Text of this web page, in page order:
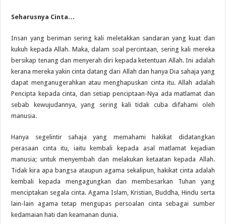
Seharusnya Cinta…
Insan yang beriman sering kali meletakkan sandaran yang kuat dan
kukuh kepada Allah. Maka, dalam soal percintaan, sering kali mereka
bersikap tenang dan menyerah diri kepada ketentuan Allah. Ini adalah
kerana mereka yakin cinta datang dari Allah dan hanya Dia sahaja yang
dapat menganugerahkan atau menghapuskan cinta itu. Allah adalah
Pencipta kepada cinta, dan setiap penciptaan-Nya ada matlamat dan
sebab kewujudannya, yang sering kali tidak cuba difahami oleh
manusia.
Hanya segelintir sahaja yang memahami hakikat didatangkan
perasaan cinta itu, iaitu kembali kepada asal matlamat kejadian
manusia; untuk menyembah dan melakukan ketaatan kepada Allah.
Tidak kira apa bangsa ataupun agama sekalipun, hakikat cinta adalah
kembali kepada mengagungkan dan membesarkan Tuhan yang
menciptakan segala cinta. Agama Islam, Kristian, Buddha, Hindu serta
lain-lain agama tetap mengupas persoalan cinta sebagai sumber
kedamaian hati dan keamanan dunia.